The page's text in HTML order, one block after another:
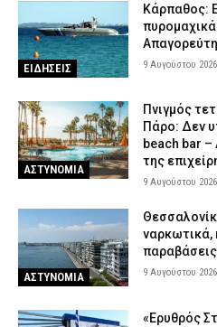
ΕΙΔΗΣΕΙΣ
Κάρπαθος:
9 Αυγούστου
ΑΣΤΥΝΟΜΙΑ
Πνιγμός
Πάρο: Δεν
beach bar –
της
9 Αυγούστου
ΑΣΤΥΝΟΜΙΑ
ναρκωτικά,
9 Αυγούστου
«Ερυθρός